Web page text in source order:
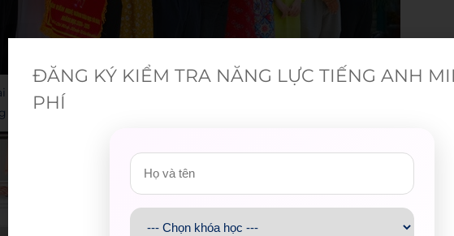
ở kỹ năng, mà là một phần thiết yếu trong hành trang học tập và nghề
luôn là điều chúng mình đặt lên hàng đầu.
ĐĂNG KÝ KIỂM TRA NĂNG LỰC TIẾNG ANH
PHÍ